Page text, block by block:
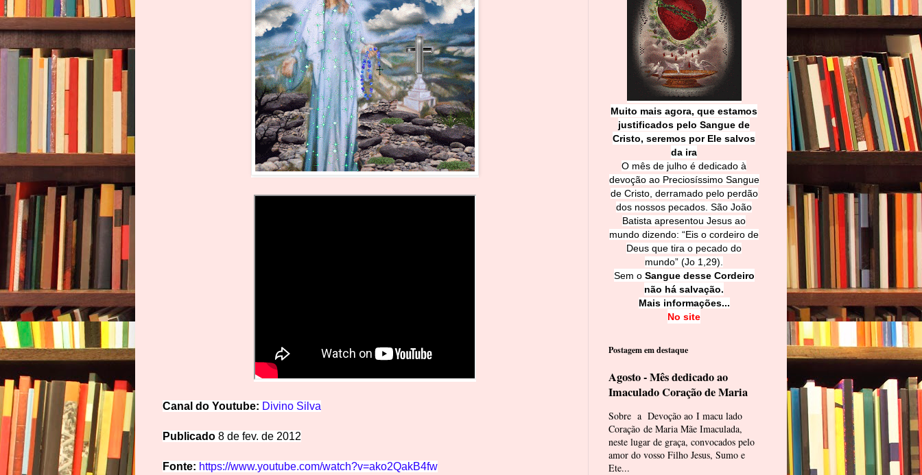
Canal do Youtube: Divino Silva
Publicado 8 de fev. de 2012
Fonte: https://www.youtube.com/watch?v=ako2QakB4fw
Muito mais agora, que estamos
justificados pelo Sangue de
Cristo, seremos por Ele salvos
da ira
O mês de julho é dedicado à
devoção ao Preciosíssimo Sangue
de Cristo, derramado pelo perdão
dos nossos pecados. São João
Batista apresentou Jesus ao
mundo dizendo: “Eis o cordeiro de
Deus que tira o pecado do
mundo” (Jo 1,29).
Sem o Sangue desse Cordeiro
não há salvação.
Mais informações...
No site
Postagem em destaque
Agosto - Mês dedicado ao
Imaculado Coração de Maria
Sobre a Devoção ao I macu lado
Coração de Maria Mãe Imaculada,
neste lugar de graça, convocados pelo
amor do vosso Filho Jesus, Sumo e
Ete...